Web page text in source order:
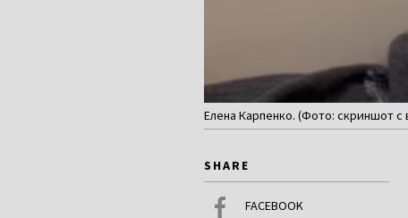
Елена Карпенко. (Фото: скриншот с
SHARE
FACEBOOK